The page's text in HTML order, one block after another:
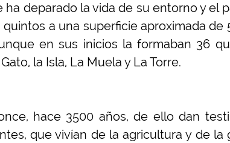
deparado la vida de su entorno y el
a una superficie aproximada de
en sus inicios la formaban 36
la Isla, La Muela y La Torre.
hace 3500 años, de ello dan
que vivían de la agricultura y de la